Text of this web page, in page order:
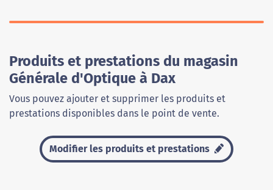
Produits et prestations du magasin
Générale d'Optique à Dax
Vous pouvez ajouter et supprimer les produits et
prestations disponibles dans le point de vente.
Modifier les produits et prestations